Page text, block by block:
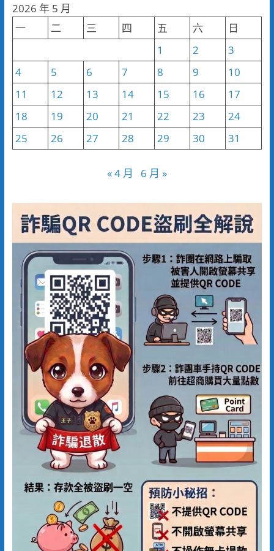
類
2026 年 5 月
一
二 三 四 五 六
日
1
2
3
4
5 6 7 8 9
10
11
12 13 14 15 16
17
18
19 20 21 22 23
24
25
26 27 28 29 30 31
« 4 月 6 月 »